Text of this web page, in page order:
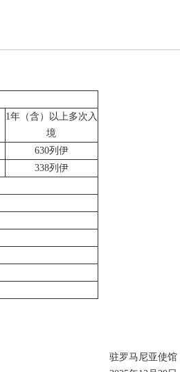
1年（含）以上多次入
境
630列伊
338列伊
驻罗马尼亚使馆